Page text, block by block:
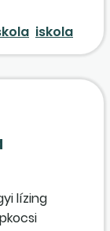
iskola
lízing